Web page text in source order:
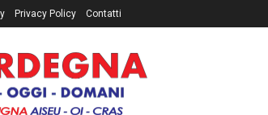
Privacy Policy Contatti